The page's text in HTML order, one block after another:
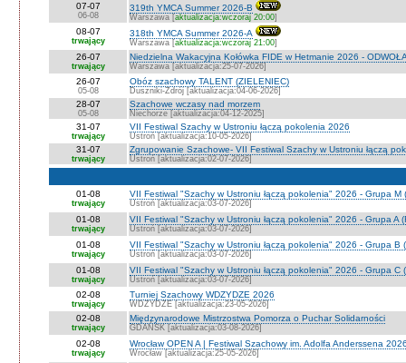
07-07
06-08
319th YMCA Summer 2026-B
Warszawa [aktualizacja:wczoraj 20:00]
08-07
trwający
318th YMCA Summer 2026-A
Warszawa [aktualizacja:wczoraj 21:00]
26-07
trwający
Niedzielna Wakacyjna Kołówka FIDE w Hetmanie 2026 -
Warszawa [aktualizacja:25-07-2026]
26-07
05-08
Obóz szachowy TALENT (ZIELENIEC)
Duszniki-Zdrój [aktualizacja:04-06-2026]
28-07
05-08
Szachowe wczasy nad morzem
Niechorze [aktualizacja:04-12-2025]
31-07
trwający
VII Festiwal Szachy w Ustroniu łączą pokolenia 2026
Ustroń [aktualizacja:10-05-2026]
31-07
trwający
Zgrupowanie Szachowe- VII Festiwal Szachy w Ustroniu łączą
Ustroń [aktualizacja:02-07-2026]
01-08
trwający
VII Festiwal "Szachy w Ustroniu łączą pokolenia" 2026 - Grupa M
Ustroń [aktualizacja:03-07-2026]
01-08
trwający
VII Festiwal "Szachy w Ustroniu łączą pokolenia" 2026 - Grupa A
Ustroń [aktualizacja:03-07-2026]
01-08
trwający
VII Festiwal "Szachy w Ustroniu łączą pokolenia" 2026 - Grupa B
Ustroń [aktualizacja:03-07-2026]
01-08
trwający
VII Festiwal "Szachy w Ustroniu łączą pokolenia" 2026 - Grupa C
Ustroń [aktualizacja:03-07-2026]
02-08
trwający
Turniej Szachowy WDZYDZE 2026
WDZYDZE [aktualizacja:23-05-2026]
02-08
trwający
Międzynarodowe Mistrzostwa Pomorza o Puchar Solidarności
GDAŃSK [aktualizacja:03-08-2026]
02-08
trwający
Wrocław OPEN A | Festiwal Szachowy im. Adolfa Anderssena
Wrocław [aktualizacja:25-05-2026]